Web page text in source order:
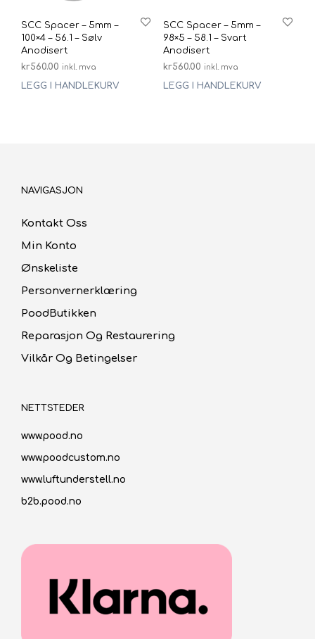
SCC Spacer – 5mm –
100×4 – 56.1 – Sølv
Anodisert
kr560.00 inkl. mva
LEGG I HANDLEKURV
SCC Spacer – 5mm –
98×5 – 58.1 – Svart
Anodisert
kr560.00 inkl. mva
LEGG I HANDLEKURV
NAVIGASJON
Kontakt Oss
Min Konto
Ønskeliste
Personvernerklæring
PoodButikken
Reparasjon Og Restaurering
Vilkår Og Betingelser
NETTSTEDER
www.pood.no
www.poodcustom.no
www.luftunderstell.no
b2b.pood.no